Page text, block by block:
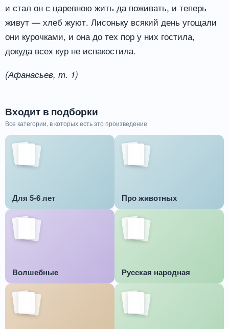
и стал он с царевною жить да поживать, и теперь
живут — хлеб жуют. Лисоньку всякий день угощали
они курочками, и она до тех пор у них гостила,
докуда всех кур не испакостила.
(Афанасьев, т. 1)
Входит в подборки
Все категории, в которых есть это произведение
Для 5-6 лет Про животных
Волшебные Русская народная